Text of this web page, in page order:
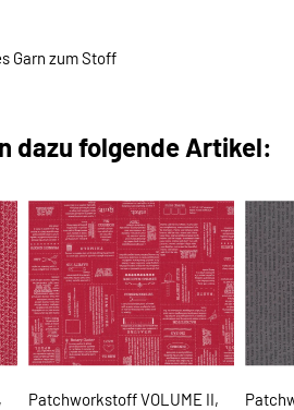
Garn zum Stoff
dazu folgende Artikel:
Patchworkstoff VOLUME II,